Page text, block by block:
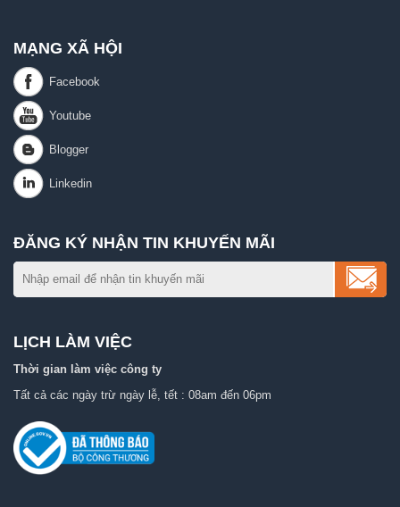
MẠNG XÃ HỘI
ĐĂNG KÝ NHẬN TIN KHUYẾN MÃI
LỊCH LÀM VIỆC
Thời gian làm việc công ty
Tất cả các ngày trừ ngày lễ, tết : 08am đến 06pm